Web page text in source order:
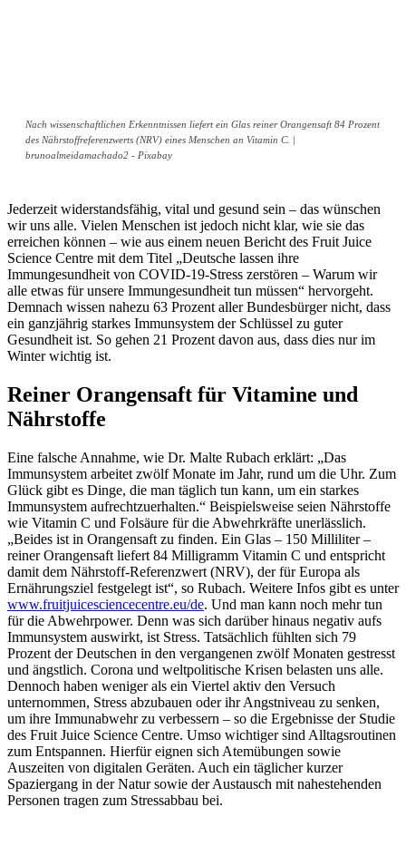
Nach wissenschaftlichen Erkenntnissen liefert ein Glas reiner Orangensaft 84 Prozent
des Nährstoffreferenzwerts (NRV) eines Menschen an Vitamin C. |
brunoalmeidamachado2 - Pixabay
Jederzeit widerstandsfähig, vital und gesund sein – das wünschen
wir uns alle. Vielen Menschen ist jedoch nicht klar, wie sie das
erreichen können – wie aus einem neuen Bericht des Fruit Juice
Science Centre mit dem Titel „Deutsche lassen ihre
Immungesundheit von COVID-19-Stress zerstören – Warum wir
alle etwas für unsere Immungesundheit tun müssen“ hervorgeht.
Demnach wissen nahezu 63 Prozent aller Bundesbürger nicht, dass
ein ganzjährig starkes Immunsystem der Schlüssel zu guter
Gesundheit ist. So gehen 21 Prozent davon aus, dass dies nur im
Winter wichtig ist.
Reiner Orangensaft für Vitamine und
Nährstoffe
Eine falsche Annahme, wie Dr. Malte Rubach erklärt: „Das
Immunsystem arbeitet zwölf Monate im Jahr, rund um die Uhr. Zum
Glück gibt es Dinge, die man täglich tun kann, um ein starkes
Immunsystem aufrechtzuerhalten.“ Beispielsweise seien Nährstoffe
wie Vitamin C und Folsäure für die Abwehrkräfte unerlässlich.
„Beides ist in Orangensaft zu finden. Ein Glas – 150 Milliliter –
reiner Orangensaft liefert 84 Milligramm Vitamin C und entspricht
damit dem Nährstoff-Referenzwert (NRV), der für Europa als
Ernährungsziel festgelegt ist“, so Rubach. Weitere Infos gibt es unter
www.fruitjuicesciencecentre.eu/de. Und man kann noch mehr tun
für die Abwehrpower. Denn was sich darüber hinaus negativ aufs
Immunsystem auswirkt, ist Stress. Tatsächlich fühlten sich 79
Prozent der Deutschen in den vergangenen zwölf Monaten gestresst
und ängstlich. Corona und weltpolitische Krisen belasten uns alle.
Dennoch haben weniger als ein Viertel aktiv den Versuch
unternommen, Stress abzubauen oder ihr Angstniveau zu senken,
um ihre Immunabwehr zu verbessern – so die Ergebnisse der Studie
des Fruit Juice Science Centre. Umso wichtiger sind Alltagsroutinen
zum Entspannen. Hierfür eignen sich Atemübungen sowie
Auszeiten von digitalen Geräten. Auch ein täglicher kurzer
Spaziergang in der Natur sowie der Austausch mit nahestehenden
Personen tragen zum Stressabbau bei.